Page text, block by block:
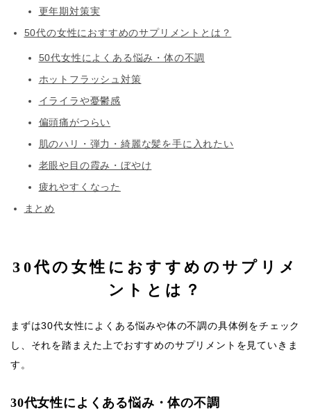
更年期対策実
50代の女性におすすめのサプリメントとは？
50代女性によくある悩み・体の不調
ホットフラッシュ対策
イライラや憂鬱感
偏頭痛がつらい
肌のハリ・弾力・綺麗な髪を手に入れたい
老眼や目の霞み・ぼやけ
疲れやすくなった
まとめ
30代の女性におすすめのサプリメ
ントとは？
まずは30代女性によくある悩みや体の不調の具体例をチェック
し、それを踏まえた上でおすすめのサプリメントを見ていきま
す。
30代女性によくある悩み・体の不調